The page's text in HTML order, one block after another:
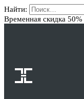
Найти:
Временная скидка 50%